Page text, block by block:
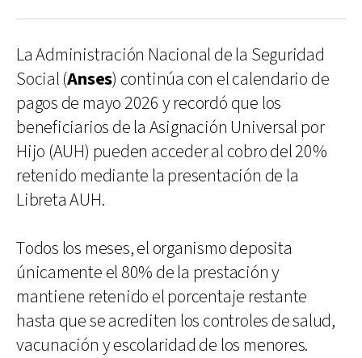
La Administración Nacional de la Seguridad
Social (Anses) continúa con el calendario de
pagos de mayo 2026 y recordó que los
beneficiarios de la Asignación Universal por
Hijo (AUH) pueden acceder al cobro del 20%
retenido mediante la presentación de la
Libreta AUH.
Todos los meses, el organismo deposita
únicamente el 80% de la prestación y
mantiene retenido el porcentaje restante
hasta que se acrediten los controles de salud,
vacunación y escolaridad de los menores.